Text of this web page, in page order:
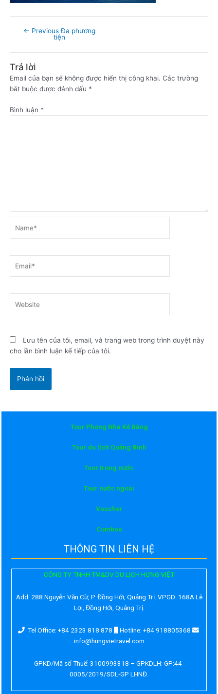
← Previous Đa phương
tiện
Trả lời
Email của bạn sẽ không được hiển thị công khai. Các trường
bắt buộc được đánh dấu *
Bình luận *
Lưu tên của tôi, email, và trang web trong trình duyệt này
cho lần bình luận kế tiếp của tôi.
Tour Phong Nha Kẻ Bàng
Tour du lịch Quảng Bình
Tour trong nước
Tour nước ngoài
Voucher
Comboo
THÔNG TIN LIÊN HỆ
CÔNG TY TNHH TM&DV DU LỊCH HƯNG VIỆT
Add: 288 Nguyễn Văn Cừ, P. Đồng Hới, Quảng Trị. VPGD: 168A Lê
Lợi, Đồng Hới, Quảng Trị.
Tel Office: +84 2323 818 878
Hotline: +84 918805368
info@hungvietravel.com
GPKD/Mã số Thuế: 3100993318 – GPKDLH: GP:44-
0005/2019/SDL-GP LHNĐ.